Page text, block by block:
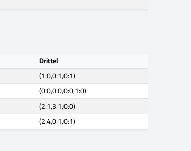
Drittel
(1:0,0:1,0:1)
(0:0,0:0,0:0,1:0)
(2:1,3:1,0:0)
(2:4,0:1,0:1)